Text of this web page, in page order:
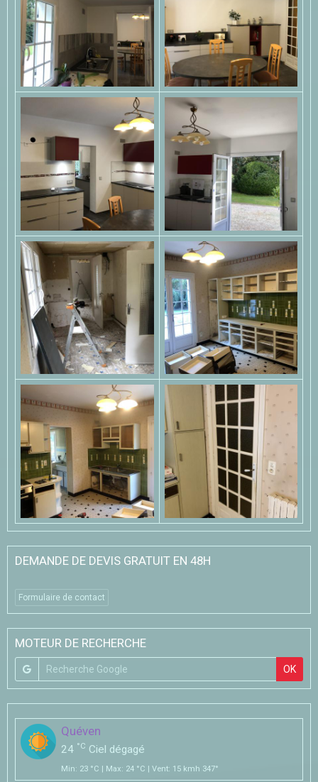
DEMANDE DE DEVIS GRATUIT EN 48H
Formulaire de contact
MOTEUR DE RECHERCHE
OK
Quéven
24 °C Ciel dégagé
Min: 23 °C | Max: 24 °C | Vent: 15 kmh 347°